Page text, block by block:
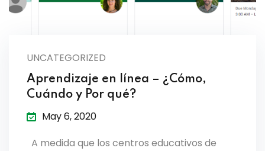
UNCATEGORIZED
Aprendizaje en línea – ¿Cómo,
Cuándo y Por qué?
May 6, 2020
A medida que los centros educativos de